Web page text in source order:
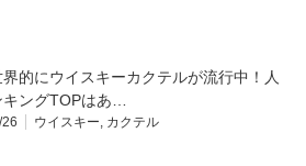
的にウイスキーカクテルが流行中！人
ングTOPはあ…
ウイスキー, カクテル